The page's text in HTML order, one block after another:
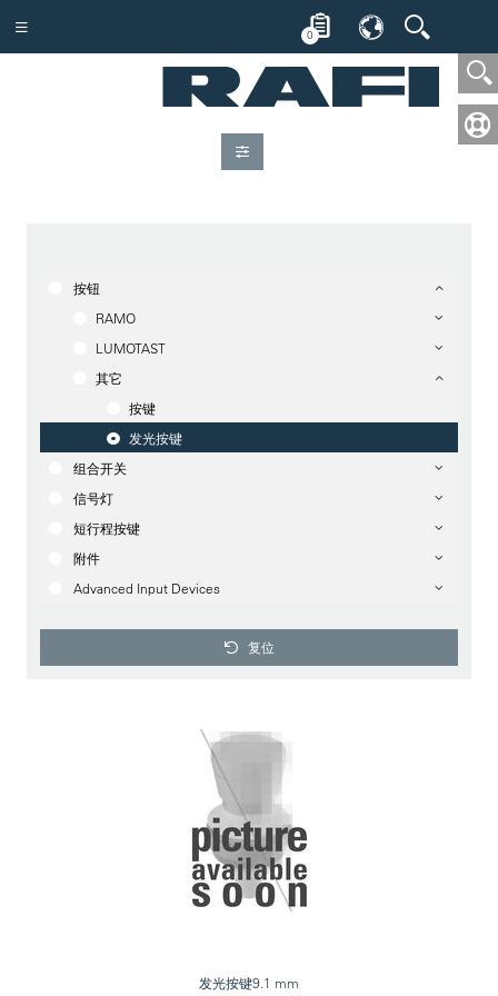
0
按钮
RAMO
LUMOTAST
其它
按键
发光按键
组合开关
信号灯
短行程按键
附件
Advanced Input Devices
复位
发光按键9.1 mm